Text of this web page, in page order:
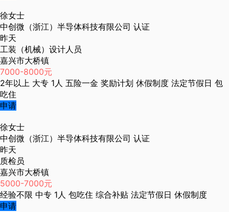
徐女士
中创微（浙江）半导体科技有限公司 认证
昨天
工装（机械）设计人员
嘉兴市大桥镇
7000-8000元
2年以上 大专 1人 五险一金 奖励计划 休假制度 法定节假日 包
吃住
申请
徐女士
中创微（浙江）半导体科技有限公司 认证
昨天
质检员
嘉兴市大桥镇
5000-7000元
经验不限 中专 1人 包吃住 综合补贴 法定节假日 休假制度
申请